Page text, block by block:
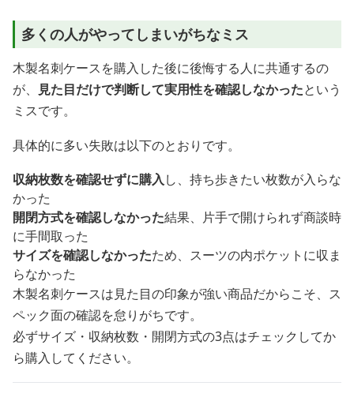
多くの人がやってしまいがちなミス
木製名刺ケースを購入した後に後悔する人に共通するの
が、
見た目だけで判断して実用性を確認しなかったという
ミスです。
具体的に多い失敗は以下のとおりです。
収納枚数を確認せずに購入し、持ち歩きたい枚数が入らな
かった
開閉方式を確認しなかった結果、片手で開けられず商談時
に手間取った
サイズを確認しなかったため、スーツの内ポケットに収ま
らなかった
木製名刺ケースは見た目の印象が強い商品だからこそ、ス
ペック面の確認を怠りがちです。
必ずサイズ・収納枚数・開閉方式の3点はチェックしてか
ら購入してください。